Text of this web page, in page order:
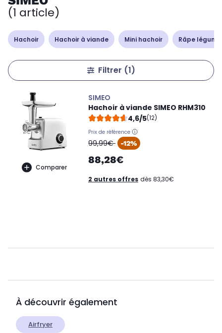
(1 article)
Hachoir Hachoir à viande Mini hachoir Râpe
Filtrer (1)
Comparer
SIMEO
Hachoir à viande SIMEO RHM310
4,6/5(12)
Prix de référence
oldPrice
99,99€ -12%
88,28€
2 autres offres dès 83,30€
À découvrir également
Airfryer